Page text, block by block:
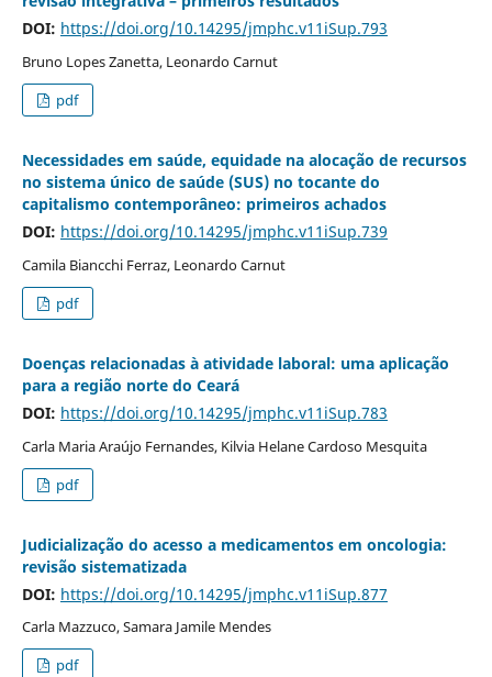
DOI: https://doi.org/10.14295/jmphc.v11iSup.793
Bruno Lopes Zanetta, Leonardo Carnut
pdf
Necessidades em saúde, equidade na alocação de recursos
no sistema único de saúde (SUS) no tocante do
capitalismo contemporâneo: primeiros achados
DOI: https://doi.org/10.14295/jmphc.v11iSup.739
Camila Biancchi Ferraz, Leonardo Carnut
pdf
Doenças relacionadas à atividade laboral: uma aplicação
para a região norte do Ceará
DOI: https://doi.org/10.14295/jmphc.v11iSup.783
Carla Maria Araújo Fernandes, Kilvia Helane Cardoso Mesquita
pdf
Judicialização do acesso a medicamentos em oncologia:
revisão sistematizada
DOI: https://doi.org/10.14295/jmphc.v11iSup.877
Carla Mazzuco, Samara Jamile Mendes
pdf